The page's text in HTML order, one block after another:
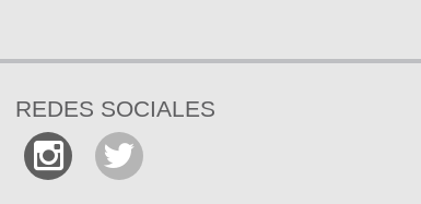
REDES SOCIALES